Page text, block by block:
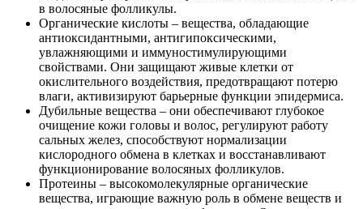
в волосяные фолликулы.
Органические кислоты – вещества, обладающие
антиоксидантными, антигипоксическими,
увлажняющими и иммуностимулирующими
свойствами. Они защищают живые клетки от
окислительного воздействия, предотвращают потерю
влаги, активизируют барьерные функции эпидермиса.
Дубильные вещества – они обеспечивают глубокое
очищение кожи головы и волос, регулируют работу
сальных желез, способствуют нормализации
кислородного обмена в клетках и восстанавливают
функционирование волосяных фолликулов.
Протеины – высокомолекулярные органические
вещества, играющие важную роль в обмене веществ и